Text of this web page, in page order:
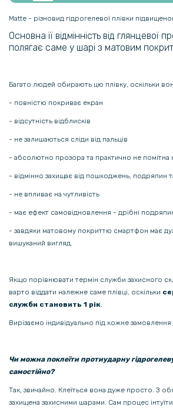
Matte - різновид гідрогелевої плівки
Основна її відмінність від глянцевої
полягає саме у шарі з матовим
Багато людей обирають цю плівку, оскільки
- повністю покриває екран
- відсутність відблисків
- не залишаються сліди від пальців
- абсолютно прозора та практично не помітна
- відмінно захищає від пошкоджень, подряпин
- не впливає на чутливість
- має ефект самовідновлення - дрібні
- завдяки матовому покриттю смартфон має
вишуканий вигляд.
Якщо порівнювати термін служби захисного
варто віддати належне саме плівці, оскільки
служби становить 1 рік.
Вирізаємо індивідуально під кожне замовлення.
Чи можна поклеїти протиударну
самостійно?
Так, звичайно. Клеїться вона дуже просто. З
захищена захисними шарами. Сам процес